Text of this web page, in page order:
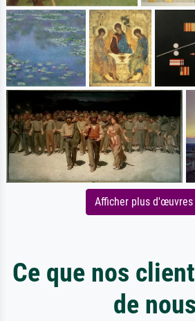
Afficher plus
Ce que nos
de nous